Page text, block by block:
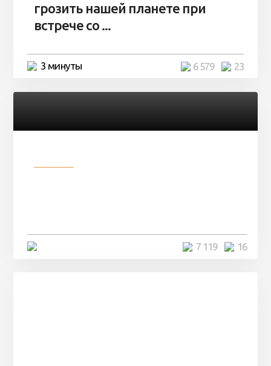
грозить нашей планете при
встрече со ...
3 минуты 23
6 579
16
7 119